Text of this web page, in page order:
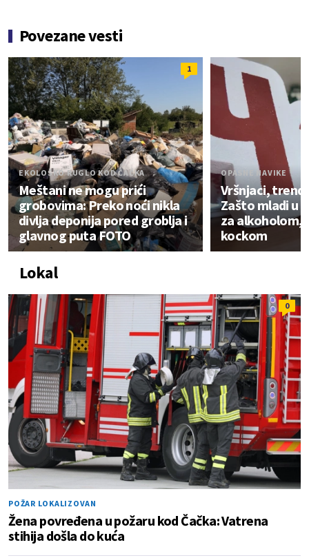
Povezane vesti
1
EKOLOŠKO RUGLO KOD ČAČKA
Meštani ne mogu prići
grobovima: Preko noći nikla
divlja deponija pored groblja i
glavnog puta FOTO
OPASNE NAVIKE
Vršnjaci, trend
Zašto mladi u
za alkoholom,
kockom
Lokal
0
POŽAR LOKALIZOVAN
Žena povređena u požaru kod Čačka: Vatrena
stihija došla do kuća